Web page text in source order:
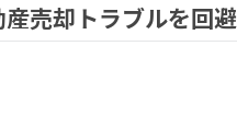
売却トラブルを回